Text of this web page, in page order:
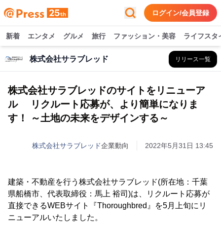
ログイン/会員登録
新着 エンタメ グルメ 旅行 ファッション・美容 ライフスタ
株式会社サラブレッド リリース一覧
株式会社サラブレッドのサイトをリニューア
ル リクルート応募が、より簡単になりま
す！ ～土地の未来をデザインする～
株式会社サラブレッド企業動向 2022年5月31日 13:45
建築・不動産を行う株式会社サラブレッド(所在地：千葉
県船橋市、代表取締役：馬上 裕司)は、リクルート応募が
直接できるWEBサイト『Thoroughbred』を5月上旬にリ
ニューアルいたしました。